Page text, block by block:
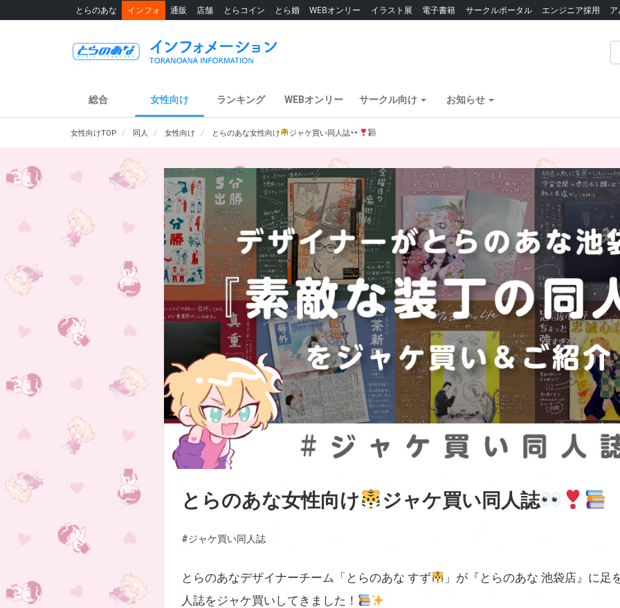
とらのあな インフォ 通販 店舗 とらコイン とら婚 WEBオンリー イラスト展 電子書籍 サークルポータル エンジニア採用
総合 女性向け ランキング WEBオンリー サークル向け お知らせ
女性向けTOP 同人 女性向け とらのあな女性向け ジャケ買い同人誌
とらのあな女性向け ジャケ買い同人誌
#ジャケ買い同人誌
とらのあなデザイナーチーム「とらのあな すず
」が『とらのあな 池袋店』に足
人誌をジャケ買いしてきました！